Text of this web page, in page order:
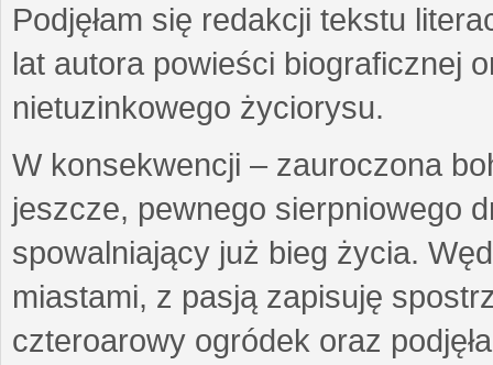
Podjęłam się redakcji tekstu
lat autora powieści biograficznej
nietuzinkowego życiorysu.
W konsekwencji – zauroczona
jeszcze, pewnego sierpniowego
spowalniający już bieg życia.
miastami, z pasją zapisuję
czteroarowy ogródek oraz